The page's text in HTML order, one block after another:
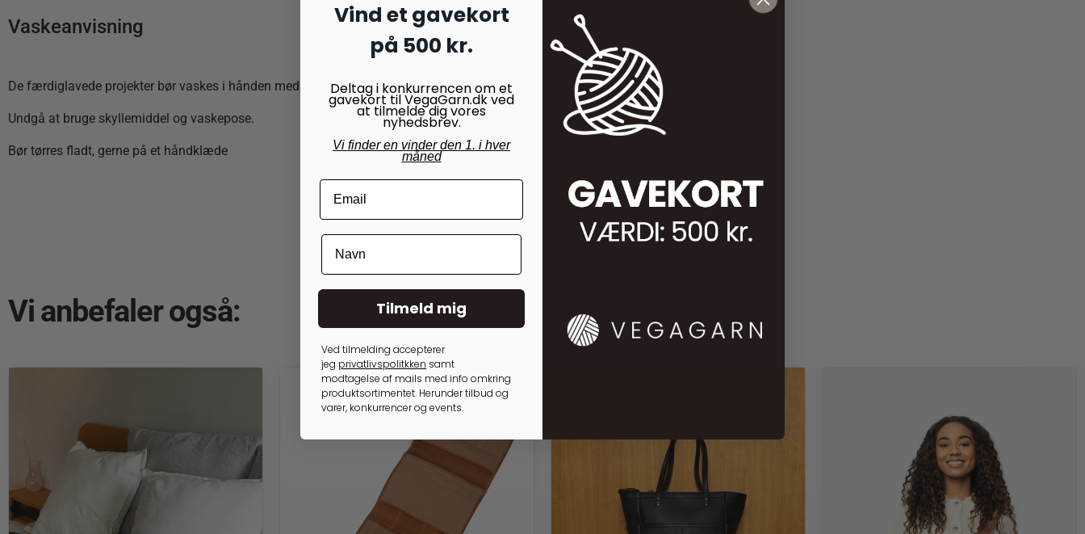
Vaskeanvisning
De færdiglavede projekter bør vaskes i hånden med et godt uldvaskemiddel.
Undgå at bruge skyllemiddel og vaskepose.
Bør tørres fladt, gerne på et håndklæde
Vi anbefaler også:
Vind et gavekort
på 500 kr.
Deltag i konkurrencen om et
gavekort til VegaGarn.dk ved
at tilmelde dig vores
nyhedsbrev.
Vi finder en vinder den 1. i hver
måned
Tilmeld mig
Ved tilmelding accepterer
jeg privatlivspolitkken samt
modtagelse af mails med info omkring
produktsortimentet. Herunder tilbud og
varer, konkurrencer og events.